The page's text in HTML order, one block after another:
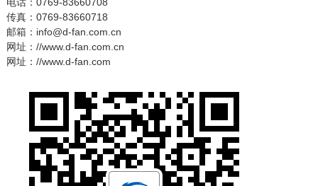
电话：0769-83660708
传真：0769-83660718
邮箱：info@d-fan.com.cn
网址：//www.d-fan.com.cn
网址：//www.d-fan.com